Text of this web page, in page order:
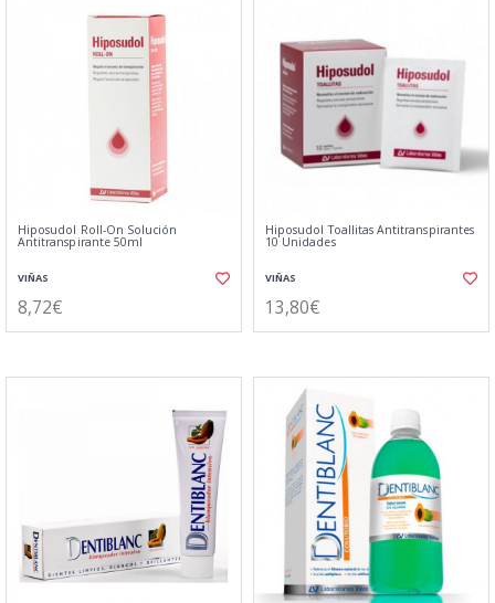
Hiposudol Roll-On Solución
Antitranspirante 50ml
VIÑAS
8,72€
Hiposudol Toallitas Antitranspirantes
10 Unidades
VIÑAS
13,80€